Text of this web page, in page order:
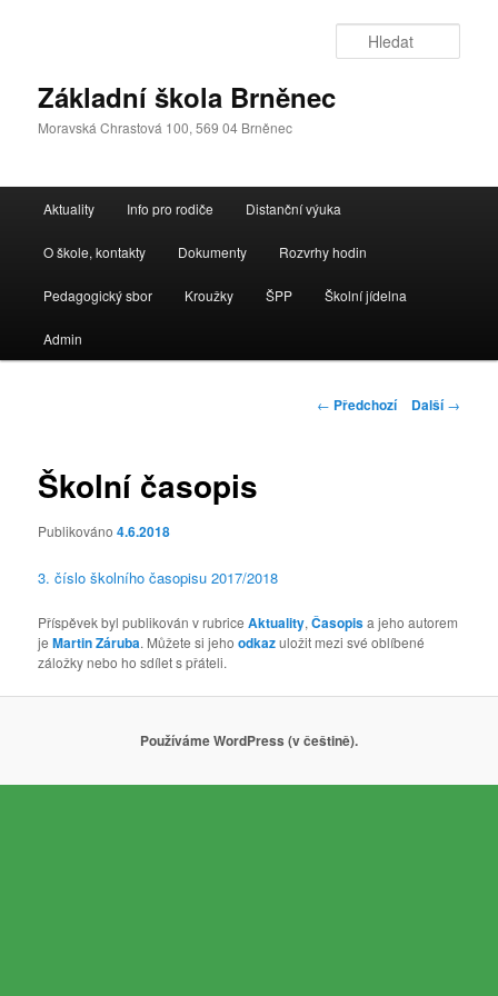
Základní škola Brněnec
Moravská Chrastová 100, 569 04 Brněnec
navigační
Aktuality Info pro rodiče Distanční výuka
O škole, kontakty Dokumenty Rozvrhy hodin
Pedagogický sbor Kroužky ŠPP Školní jídelna
Admin
Navigace
← Předchozí Další→
Školní časopis
Publikováno4.6.2018
3. číslo školního časopisu 2017/2018
Příspěvek byl publikován v rubriceAktuality,Časopisa jeho autorem
jeMartin Záruba. Můžete si jehoodkazuložit mezi své oblíbené
záložky nebo ho sdílet s přáteli.
Používáme WordPress (v češtině).